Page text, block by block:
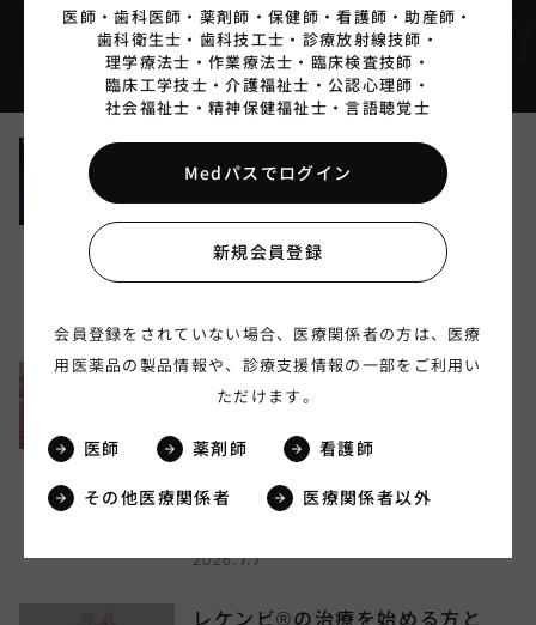
VIDEO LIBRARY
おすすめ動画ライブラリ
海外第Ⅲ相プラセボ/ゾルピデム
ER対照比較試験 [外国304試験]
におけるデエビゴ®錠の有効性
と安全性
脳神経・精神
デエビゴ
00:12:31
会員限定
阻害（京都医療センター 濵西先
2026.7.7
レケンビ®の治療を始める方と
医師・歯科医師・ 薬剤師・ 保健師・看護師・助産師・
歯科衛生士・ 歯科技工士・ 診療放射線技師・
理学療法士・ 作業療法士・ 臨床検査技師・
臨床工学技士・介護福祉士・公認心理師・
社会福祉士・ 精神保健福祉士・言語聴覚士
Medパスでログイン
新規会員登録
会員登録をされていない場合、医療関係者の方は、医療
用医薬品の製品情報や、診療支援情報の一部をご利用い
ただけます。
医師 薬剤師 看護師
その他医療関係者 医療関係者以外